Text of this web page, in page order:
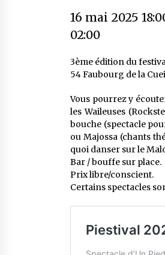
16 mai 2025
02:00
3ème édition du
54 Faubourg de la
Vous pourrez y
les Waileuses
bouche (spectacle
ou Majossa (chants
quoi danser sur le
Bar / bouffe sur place.
Prix libre/conscient.
Certains spectacles